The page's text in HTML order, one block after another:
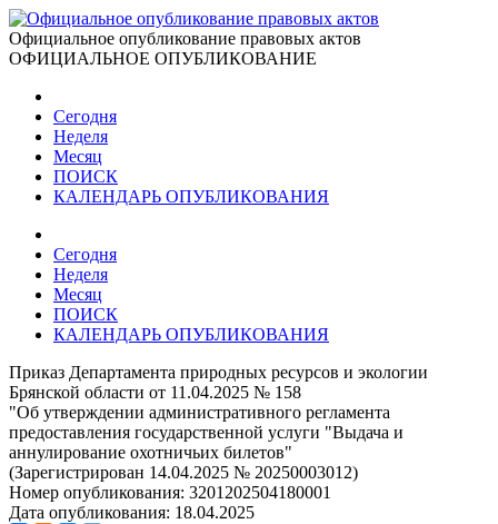
Официальное опубликование правовых актов
ОФИЦИАЛЬНОЕ ОПУБЛИКОВАНИЕ
Сегодня
Неделя
Месяц
ПОИСК
КАЛЕНДАРЬ ОПУБЛИКОВАНИЯ
Сегодня
Неделя
Месяц
ПОИСК
КАЛЕНДАРЬ ОПУБЛИКОВАНИЯ
Приказ Департамента природных ресурсов и экологии
Брянской области от 11.04.2025 № 158
"Об утверждении административного регламента
предоставления государственной услуги "Выдача и
аннулирование охотничьих билетов"
(Зарегистрирован 14.04.2025 № 20250003012)
Номер опубликования: 3201202504180001
Дата опубликования: 18.04.2025